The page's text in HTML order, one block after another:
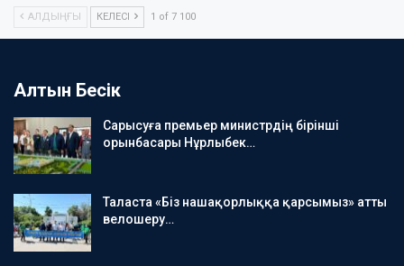
АЛДЫҢҒЫ КЕЛЕСІ 1 of 7 100
Алтын Бесік
Сарысуға премьер министрдің бірінші
орынбасары Нұрлыбек…
Таласта «Біз нашақорлыққа қарсымыз» атты
велошеру…